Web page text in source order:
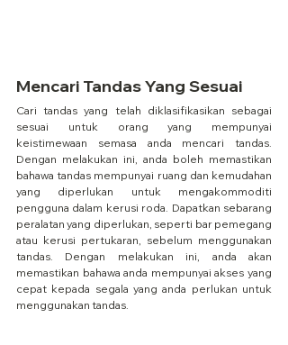
Mencari Tandas Yang Sesuai
Cari tandas yang telah diklasifikasikan sebagai
sesuai untuk orang yang mempunyai
keistimewaan semasa anda mencari tandas.
Dengan melakukan ini, anda boleh memastikan
bahawa tandas mempunyai ruang dan kemudahan
yang diperlukan untuk mengakommoditi
pengguna dalam kerusi roda. Dapatkan sebarang
peralatan yang diperlukan, seperti bar pemegang
atau kerusi pertukaran, sebelum menggunakan
tandas. Dengan melakukan ini, anda akan
memastikan bahawa anda mempunyai akses yang
cepat kepada segala yang anda perlukan untuk
menggunakan tandas.